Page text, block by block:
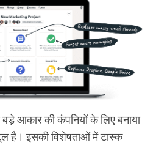
आकार की कंपनियों के लिए बनाया
है। इसकी विशेषताओं में टास्क